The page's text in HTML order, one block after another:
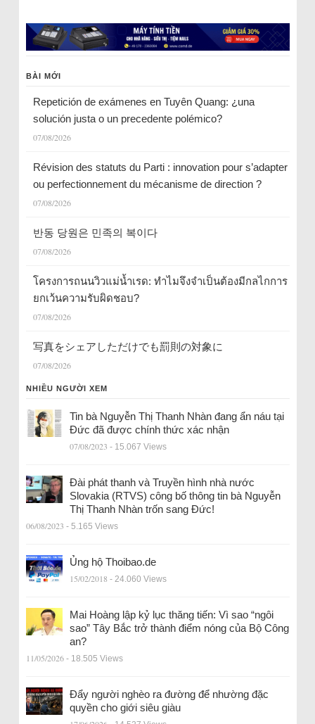
BÀI MỚI
Repetición de exámenes en Tuyên Quang: ¿una
solución justa o un precedente polémico?
07/08/2026
Révision des statuts du Parti : innovation pour s’adapter
ou perfectionnement du mécanisme de direction ?
07/08/2026
반동 당원은 민족의 복이다
07/08/2026
โครงการถนนวิวแม่น้ำเรด: ทำไมจึงจำเป็นต้องมีกลไกการ
ยกเว้นความรับผิดชอบ?
07/08/2026
写真をシェアしただけでも罰則の対象に
07/08/2026
NHIỀU NGƯỜI XEM
Tin bà Nguyễn Thị Thanh Nhàn đang ẩn náu tại
Đức đã được chính thức xác nhận
07/08/2023 - 15.067 Views
Đài phát thanh và Truyền hình nhà nước
Slovakia (RTVS) công bố thông tin bà Nguyễn
Thị Thanh Nhàn trốn sang Đức!
06/08/2023 - 5.165 Views
Ủng hộ Thoibao.de
15/02/2018 - 24.060 Views
Mai Hoàng lập kỷ lục thăng tiến: Vì sao “ngôi
sao” Tây Bắc trở thành điểm nóng của Bộ Công
an?
11/05/2026 - 18.505 Views
Đẩy người nghèo ra đường để nhường đặc
quyền cho giới siêu giàu